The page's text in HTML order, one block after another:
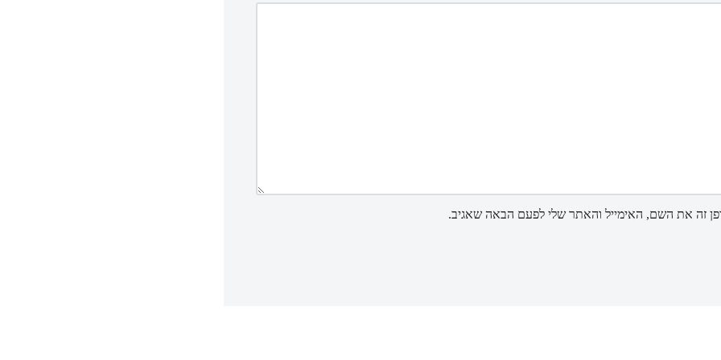
זה את השם, האימייל והאתר שלי לפעם הבאה שאגיב.